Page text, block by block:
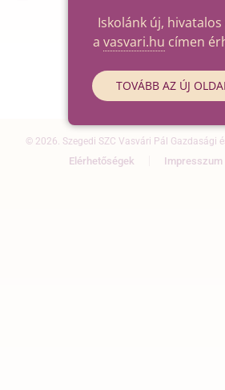
© 2026. Szegedi SZC Vasvári Pál Gazdasági
Elérhetőségek Impresszum
Iskolánk új,
a vasvari.hu címen
TOVÁBB AZ ÚJ